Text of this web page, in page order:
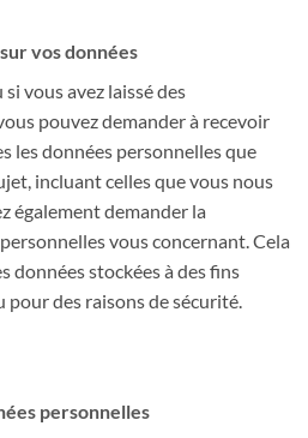
vos données
vous avez laissé des
pouvez demander à recevoir
les données personnelles que
incluant celles que vous nous
également demander la
vous concernant. Cela
données stockées à des fins
des raisons de sécurité.
personnelles